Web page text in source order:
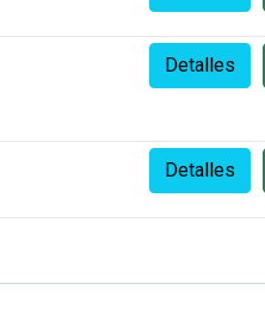
Detalles
Detalles